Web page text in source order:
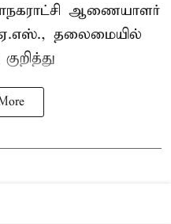
ஆணையாளர்
தலைமையில்